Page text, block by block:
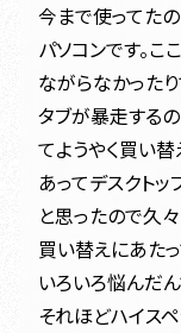
今まで使ってた
パソコンです。
ながらなかった
タブが暴走する
てようやく買い
あってデスクト
と思ったので久
買い替えにあた
いろいろ悩んだ
それほどハイス